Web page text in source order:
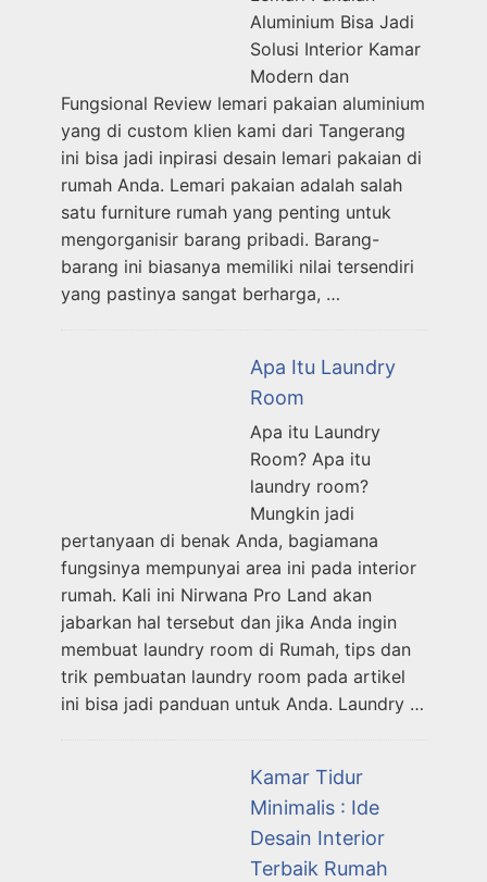
Aluminium Bisa Jadi
Solusi Interior Kamar
Modern dan
Fungsional Review lemari pakaian aluminium
yang di custom klien kami dari Tangerang
ini bisa jadi inpirasi desain lemari pakaian di
rumah Anda. Lemari pakaian adalah salah
satu furniture rumah yang penting untuk
mengorganisir barang pribadi. Barang-
barang ini biasanya memiliki nilai tersendiri
yang pastinya sangat berharga, …
Apa Itu Laundry
Room
Apa itu Laundry
Room? Apa itu
laundry room?
Mungkin jadi
pertanyaan di benak Anda, bagiamana
fungsinya mempunyai area ini pada interior
rumah. Kali ini Nirwana Pro Land akan
jabarkan hal tersebut dan jika Anda ingin
membuat laundry room di Rumah, tips dan
trik pembuatan laundry room pada artikel
ini bisa jadi panduan untuk Anda. Laundry …
Kamar Tidur
Minimalis : Ide
Desain Interior
Terbaik Rumah